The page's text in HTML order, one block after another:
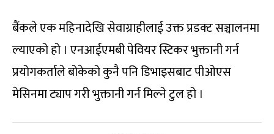
बैंकले एक महिनादेखि सेवाग्राहीलाई उक्त प्रडक्ट सञ्चालनमा
ल्याएको हो । एनआईएमबी पेवियर स्टिकर भुक्तानी गर्न
प्रयोगकर्ताले बोकेको कुनै पनि डिभाइसबाट पीओएस
मेसिनमा ट्याप गरी भुक्तानी गर्न मिल्ने टुल हो ।